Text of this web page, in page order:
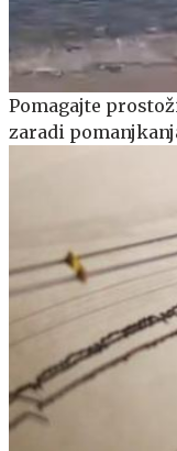
Pomagajte
zaradi